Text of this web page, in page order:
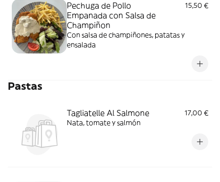
Pechuga de Pollo
Empanada con Salsa de
Champiñon
15,50 €
Con salsa de champiñones, patatas y
ensalada
Pastas
Tagliatelle Al Salmone
17,00 €
Nata, tomate y salmón